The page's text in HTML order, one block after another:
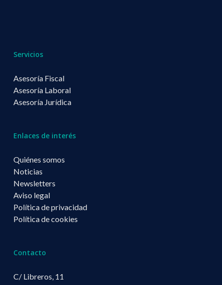
Servicios
Asesoría Fiscal
Asesoría Laboral
Asesoría Jurídica
Enlaces de interés
Quiénes somos
Noticias
Newsletters
Aviso legal
Política de privacidad
Política de cookies
Contacto
C/ Libreros, 11